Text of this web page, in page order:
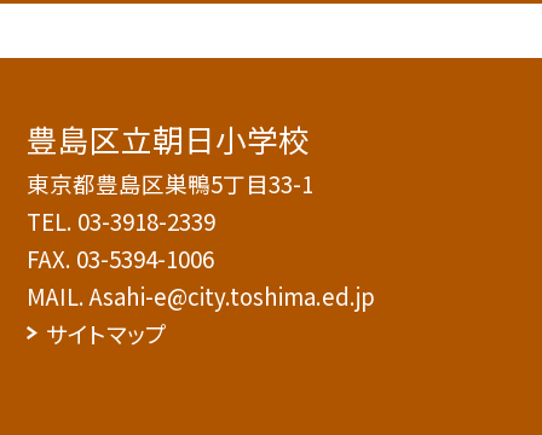
豊島区立朝日小学校
東京都豊島区巣鴨5丁目33-1
TEL. 03-3918-2339
FAX. 03-5394-1006
MAIL. Asahi-e@city.toshima.ed.jp
サイトマップ